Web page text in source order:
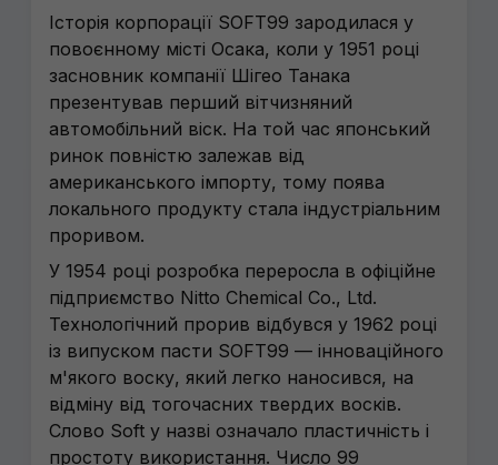
Історія корпорації SOFT99 зародилася у
повоєнному місті Осака, коли у 1951 році
засновник компанії Шігео Танака
презентував перший вітчизняний
автомобільний віск. На той час японський
ринок повністю залежав від
американського імпорту, тому поява
локального продукту стала індустріальним
проривом.
У 1954 році розробка переросла в офіційне
підприємство Nitto Chemical Co., Ltd.
Технологічний прорив відбувся у 1962 році
із випуском пасти SOFT99 — інноваційного
м'якого воску, який легко наносився, на
відміну від тогочасних твердих восків.
Слово Soft у назві означало пластичність і
простоту використання. Число 99